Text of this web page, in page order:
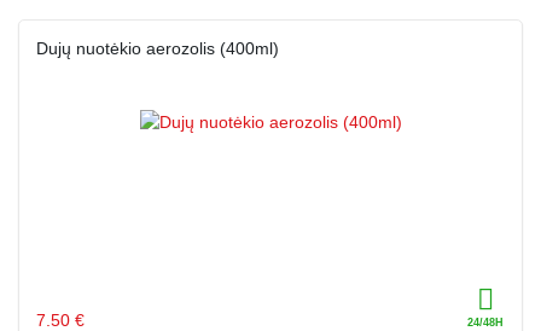
Dujų nuotėkio aerozolis (400ml)
7.50 €